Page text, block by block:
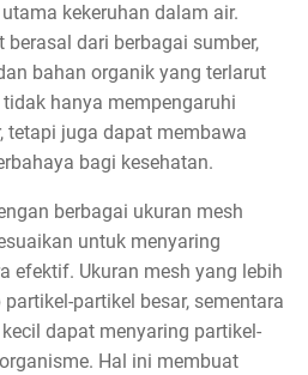
kekeruhan dalam air.
berasal dari berbagai sumber,
bahan organik yang terlarut
hanya mempengaruhi
tetapi juga dapat membawa
bagi kesehatan.
berbagai ukuran mesh
untuk menyaring
efektif. Ukuran mesh yang lebih
partikel besar, sementara
dapat menyaring partikel-
Hal ini membuat